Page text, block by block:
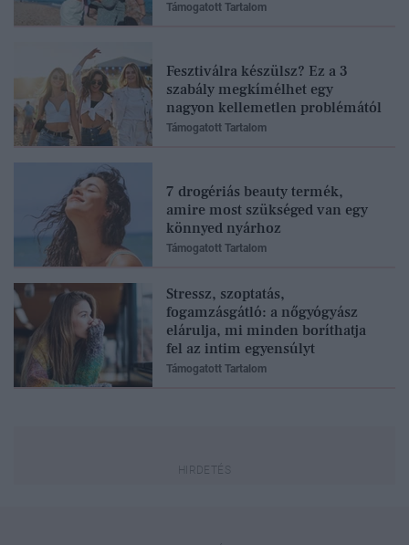
Támogatott Tartalom
Fesztiválra készülsz? Ez a 3
szabály megkímélhet egy
nagyon kellemetlen problémától
Támogatott Tartalom
7 drogériás beauty termék,
amire most szükséged van egy
könnyed nyárhoz
Támogatott Tartalom
Stressz, szoptatás,
fogamzásgátló: a nőgyógyász
elárulja, mi minden boríthatja
fel az intim egyensúlyt
Támogatott Tartalom